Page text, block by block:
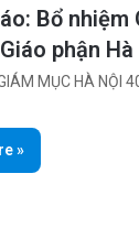
Bổ nhiệm
phận Hà
MỤC HÀ NỘI
»